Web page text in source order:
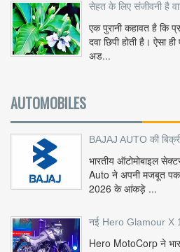
सेहत के लिए संजीवनी है
एक पुरानी कहावत है कि
दवा छिपी होती है। ऐसा
अड...
AUTOMOBILES
BAJAJ AUTO की
भारतीय ऑटोमोबाइल
Auto ने अपनी मजबूत
2026 के आंकड़े ...
नई Hero Glamour X
Hero MotoCorp ने